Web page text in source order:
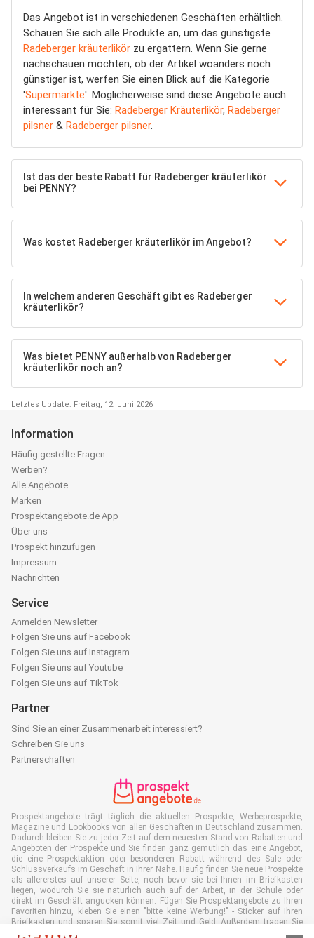
Das Angebot ist in verschiedenen Geschäften erhältlich.
Schauen Sie sich alle Produkte an, um das günstigste
Radeberger kräuterlikör zu ergattern. Wenn Sie gerne
nachschauen möchten, ob der Artikel woanders noch
günstiger ist, werfen Sie einen Blick auf die Kategorie
'Supermärkte'. Möglicherweise sind diese Angebote auch
interessant für Sie: Radeberger Kräuterlikör, Radeberger
pilsner & Radeberger pilsner.
Ist das der beste Rabatt für Radeberger kräuterlikör
bei PENNY?
Was kostet Radeberger kräuterlikör im Angebot?
In welchem anderen Geschäft gibt es Radeberger
kräuterlikör?
Was bietet PENNY außerhalb von Radeberger
kräuterlikör noch an?
Letztes Update: Freitag, 12. Juni 2026
Information
Häufig gestellte Fragen
Werben?
Alle Angebote
Marken
Prospektangebote.de App
Über uns
Prospekt hinzufügen
Impressum
Nachrichten
Service
Anmelden Newsletter
Folgen Sie uns auf Facebook
Folgen Sie uns auf Instagram
Folgen Sie uns auf Youtube
Folgen Sie uns auf TikTok
Partner
Sind Sie an einer Zusammenarbeit interessiert?
Schreiben Sie uns
Partnerschaften
Prospektangebote trägt täglich die aktuellen Prospekte, Werbeprospekte,
Magazine und Lookbooks von allen Geschäften in Deutschland zusammen.
Dadurch bleiben Sie zu jeder Zeit auf dem neuesten Stand von Rabatten und
Angeboten der Prospekte und Sie finden ganz gemütlich das eine Angebot,
die eine Prospektaktion oder besonderen Rabatt während des Sale oder
Schlussverkaufs im Geschäft in Ihrer Nähe. Häufig finden Sie neue Prospekte
als allererstes auf unserer Seite, noch bevor sie bei Ihnen im Briefkasten
liegen, wodurch Sie sie natürlich auch auf der Arbeit, in der Schule oder
direkt im Geschäft angucken können. Fügen Sie Prospektangebote zu Ihren
Favoriten hinzu, kleben Sie einen "bitte keine Werbung!" - Sticker auf Ihren
Briefkasten und sparen Sie somit viel Zeit und Geld. Außerdem tragen Sie